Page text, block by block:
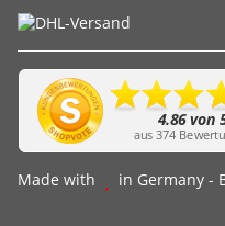
Made with in Germany -